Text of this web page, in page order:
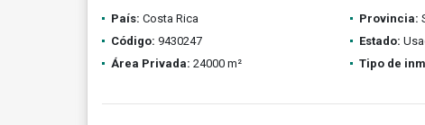
País: Costa Rica Provincia:
Código: 9430247 Estado:
Área Privada: 24000 m² Tipo de